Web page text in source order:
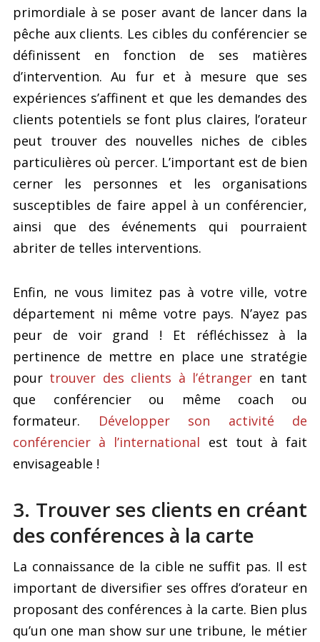
primordiale à se poser avant de lancer dans la
pêche aux clients. Les cibles du conférencier se
définissent en fonction de ses matières
d’intervention. Au fur et à mesure que ses
expériences s’affinent et que les demandes des
clients potentiels se font plus claires, l’orateur
peut trouver des nouvelles niches de cibles
particulières où percer. L’important est de bien
cerner les personnes et les organisations
susceptibles de faire appel à un conférencier,
ainsi que des événements qui pourraient
abriter de telles interventions.
Enfin, ne vous limitez pas à votre ville, votre
département ni même votre pays. N’ayez pas
peur de voir grand ! Et réfléchissez à la
pertinence de mettre en place une stratégie
pour trouver des clients à l’étranger en tant
que conférencier ou même coach ou
formateur.
Développer son activité de
conférencier à l’international est tout à fait
envisageable !
3. Trouver ses clients en créant
des conférences à la carte
La connaissance de la cible ne suffit pas. Il est
important de diversifier ses offres d’orateur en
proposant des conférences à la carte. Bien plus
qu’un one man show sur une tribune, le métier